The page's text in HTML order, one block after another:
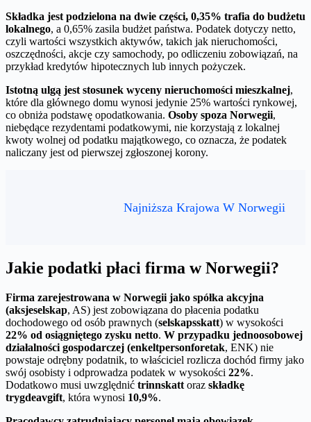
Składka jest podzielona na dwie części, 0,35% trafia do budżetu
lokalnego, a 0,65% zasila budżet państwa. Podatek dotyczy netto,
czyli wartości wszystkich aktywów, takich jak nieruchomości,
oszczędności, akcje czy samochody, po odliczeniu zobowiązań, na
przykład kredytów hipotecznych lub innych pożyczek.
Istotną ulgą jest stosunek wyceny nieruchomości mieszkalnej,
które dla głównego domu wynosi jedynie 25% wartości rynkowej,
co obniża podstawę opodatkowania. Osoby spoza Norwegii,
niebędące rezydentami podatkowymi, nie korzystają z lokalnej
kwoty wolnej od podatku majątkowego, co oznacza, że podatek
naliczany jest od pierwszej zgłoszonej korony.
Najniższa Krajowa W Norwegii
Jakie podatki płaci firma w Norwegii?
Firma zarejestrowana w Norwegii jako spółka akcyjna
(aksjeselskap, AS) jest zobowiązana do płacenia podatku
dochodowego od osób prawnych (selskapsskatt) w wysokości
22% od osiągniętego zysku netto. W przypadku jednoosobowej
działalności gospodarczej (enkeltpersonforetak, ENK) nie
powstaje odrębny podatnik, to właściciel rozlicza dochód firmy jako
swój osobisty i odprowadza podatek w wysokości 22%.
Dodatkowo musi uwzględnić trinnskatt oraz składkę
trygdeavgift, która wynosi 10,9%.